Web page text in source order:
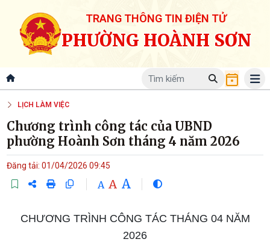
TRANG THÔNG TIN ĐIỆN TỬ
PHƯỜNG HOÀNH SƠN
LỊCH LÀM VIỆC
Chương trình công tác của UBND
phường Hoành Sơn tháng 4 năm 2026
Đăng tải: 01/04/2026 09:45
A A A
CHƯƠNG TRÌNH CÔNG TÁC THÁNG 04 NĂM
2026